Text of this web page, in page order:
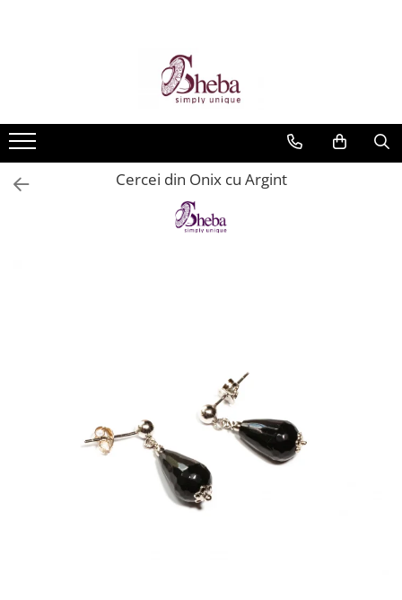
Cercei din Onix cu Argint